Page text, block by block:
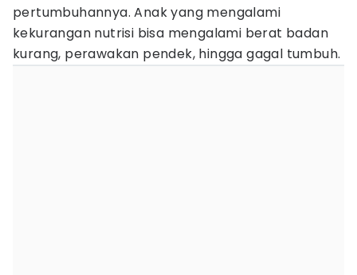
pertumbuhannya. Anak yang mengalami
kekurangan nutrisi bisa mengalami berat badan
kurang, perawakan pendek, hingga gagal tumbuh.